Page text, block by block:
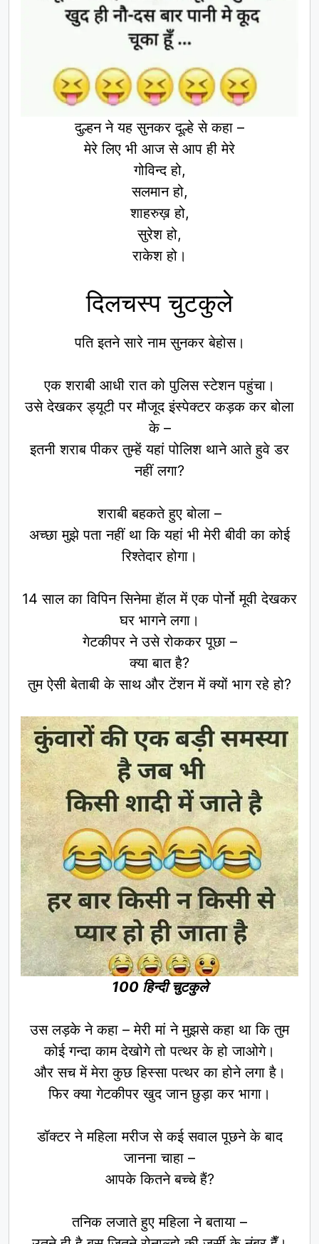
दुल्हन ने यह सुनकर दूल्हे से कहा –
मेरे लिए भी आज से आप ही मेरे
गोविन्द हो,
सलमान हो,
शाहरुख़ हो,
सुरेश हो,
राकेश हो।
दिलचस्प चुटकुले
पति इतने सारे नाम सुनकर बेहोस।
एक शराबी आधी रात को पुलिस स्टेशन पहुंचा।
उसे देखकर ड्यूटी पर मौजूद इंस्पेक्टर कड़क कर बोला
के –
इतनी शराब पीकर तुम्हें यहां पोलिश थाने आते हुवे डर
नहीं लगा?
शराबी बहकते हुए बोला –
अच्छा मुझे पता नहीं था कि यहां भी मेरी बीवी का कोई
रिश्तेदार होगा।
14 साल का विपिन सिनेमा हॅाल में एक पोर्नो मूवी देखकर
घर भागने लगा।
गेटकीपर ने उसे रोककर पूछा –
क्या बात है?
तुम ऐसी बेताबी के साथ और टेंशन में क्यों भाग रहे हो?
100 हिन्दी चुटकुले
उस लड़के ने कहा – मेरी मां ने मुझसे कहा था कि तुम
कोई गन्दा काम देखोगे तो पत्थर के हो जाओगे।
और सच में मेरा कुछ हिस्सा पत्थर का होने लगा है।
फिर क्या गेटकीपर खुद जान छुड़ा कर भागा।
डॉक्टर ने महिला मरीज से कई सवाल पूछने के बाद
जानना चाहा –
आपके कितने बच्चे हैं?
तनिक लजाते हुए महिला ने बताया –